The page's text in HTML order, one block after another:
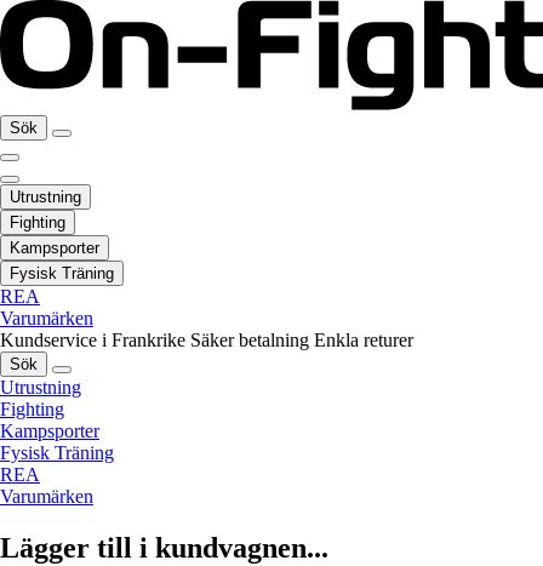
Sök
Utrustning
Fighting
Kampsporter
Fysisk Träning
REA
Varumärken
Kundservice i Frankrike Säker betalning Enkla returer
Sök
Utrustning
Fighting
Kampsporter
Fysisk Träning
REA
Varumärken
Lägger till i kundvagnen...